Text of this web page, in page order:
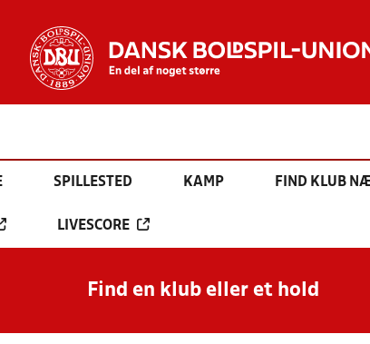
SPILLESTED KAMP FIND KLUB
LIVESCORE
Find en klub eller et hold